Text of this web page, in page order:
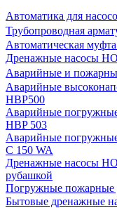
Автоматика для
Трубопроводная
Автоматическая
Дренажные насосы
Аварийные и
Аварийные
HBP500
Аварийные
HBP 503
Аварийные
C 150 WA
Дренажные насосы
рубашкой
Погружные пожарные
Бытовые дренажные